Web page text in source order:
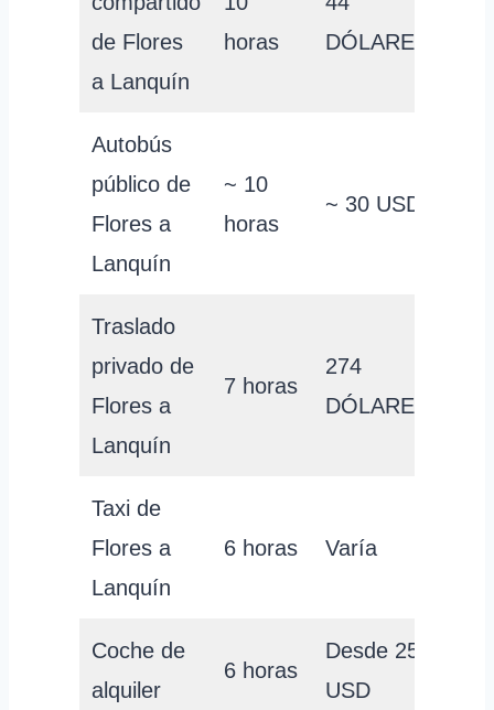
de Flores
a Lanquín
horas
DÓLARES
Autobús
público de
Flores a
Lanquín
~ 10
horas
~ 30 USD
Traslado
privado de
Flores a
Lanquín
7 horas
274
DÓLARES
Taxi de
Flores a
Lanquín
6 horas Varía
Coche de
alquiler
6 horas
Desde 25
USD